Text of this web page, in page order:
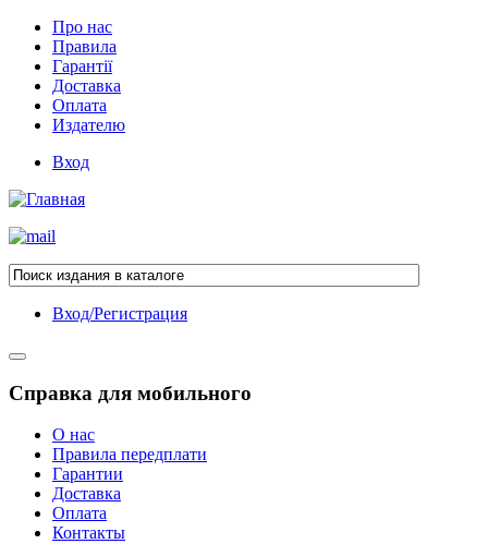
Про нас
Правила
Гарантії
Доставка
Оплата
Издателю
Вход
Вход/Регистрация
Справка для мобильного
О нас
Правила передплати
Гарантии
Доставка
Оплата
Контакты